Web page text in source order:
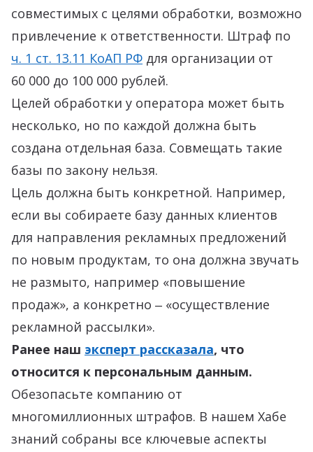
совместимых с целями обработки, возможно
привлечение к ответственности. Штраф по
ч. 1 ст. 13.11 КоАП РФ для организации от
60 000 до 100 000 рублей.
Целей обработки у оператора может быть
несколько, но по каждой должна быть
создана отдельная база. Совмещать такие
базы по закону нельзя.
Цель должна быть конкретной. Например,
если вы собираете базу данных клиентов
для направления рекламных предложений
по новым продуктам, то она должна звучать
не размыто, например «повышение
продаж», а конкретно ‒ «осуществление
рекламной рассылки».
Ранее наш эксперт рассказала, что
относится к персональным данным.
Обезопасьте компанию от
многомиллионных штрафов. В нашем Хабе
знаний собраны все ключевые аспекты